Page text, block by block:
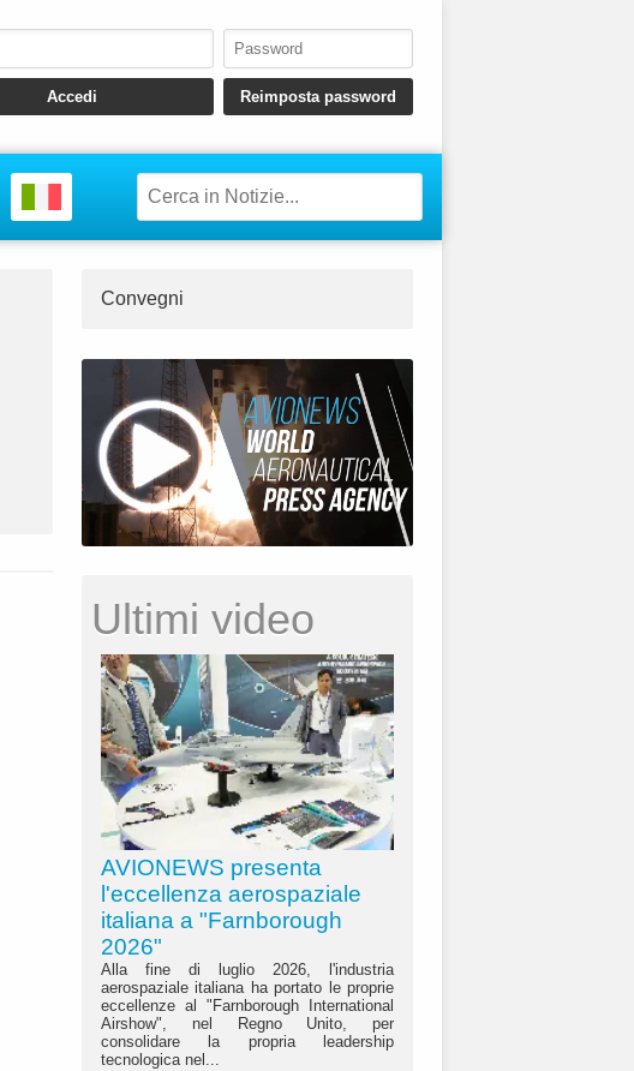
Convegni
Ultimi video
AVIONEWS presenta
l'eccellenza aerospaziale
italiana a "Farnborough
2026"
Alla fine di luglio 2026, l'industria
aerospaziale italiana ha portato le proprie
eccellenze al "Farnborough International
Airshow", nel Regno Unito, per
consolidare la propria leadership
tecnologica nel...